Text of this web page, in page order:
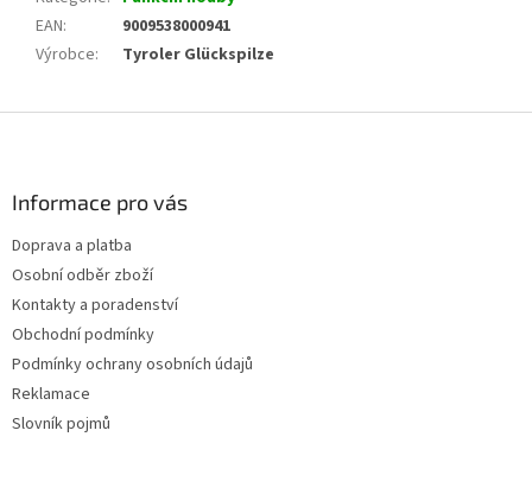
EAN:
9009538000941
Výrobce: Tyroler Glückspilze
Informace pro vás
Doprava a platba
Osobní odběr zboží
Kontakty a poradenství
Obchodní podmínky
Podmínky ochrany osobních údajů
Reklamace
Slovník pojmů